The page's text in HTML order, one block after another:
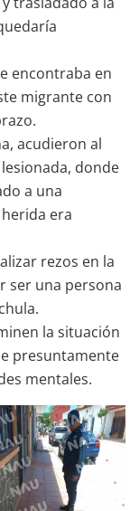
encontraba en
migrante con
acudieron al
donde
a una
era
rezos en la
ser una persona
la situación
presuntamente
mentales.